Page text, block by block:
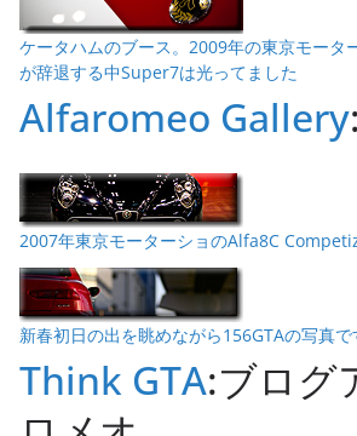
ケータハムのブース。2009年の東京モータ
が辞退する中Super7は光ってました
Alfaromeo Gallery:
2007年東京モーターショのAlfa8C
新春初日の出を眺めながら156GTAの写真で
Think GTA:ブログ